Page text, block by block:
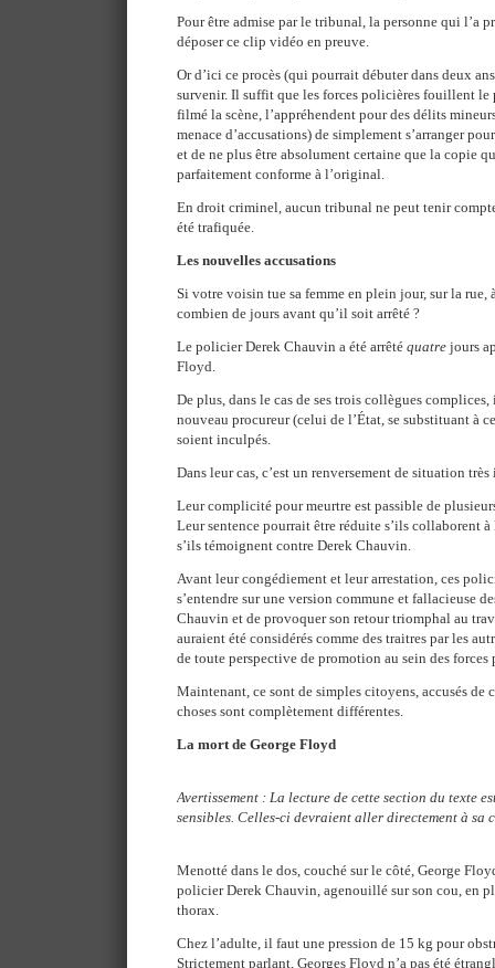
Pour être admise par le tribunal, la personne qui l’a
déposer ce clip vidéo en preuve.
Or d’ici ce procès (qui pourrait débuter dans deux
survenir. Il suffit que les forces policières fouillent le
filmé la scène, l’appréhendent pour des délits
menace d’accusations) de simplement s’arranger
et de ne plus être absolument certaine que la copie
parfaitement conforme à l’original.
En droit criminel, aucun tribunal ne peut tenir
été trafiquée.
Les nouvelles accusations
Si votre voisin tue sa femme en plein jour, sur la rue,
combien de jours avant qu’il soit arrêté ?
Le policier Derek Chauvin a été arrêté quatre jours
Floyd.
De plus, dans le cas de ses trois collègues
nouveau procureur (celui de l’État, se substituant à
soient inculpés.
Dans leur cas, c’est un renversement de situation
Leur complicité pour meurtre est passible de
Leur sentence pourrait être réduite s’ils collaborent à
s’ils témoignent contre Derek Chauvin.
Avant leur congédiement et leur arrestation, ces
s’entendre sur une version commune et fallacieuse
Chauvin et de provoquer son retour triomphal au
auraient été considérés comme des traitres par les
de toute perspective de promotion au sein des forces
Maintenant, ce sont de simples citoyens, accusés de
choses sont complètement différentes.
La mort de George Floyd
Avertissement : La lecture de cette section du texte
sensibles. Celles-ci devraient aller directement à sa
Menotté dans le dos, couché sur le côté, George
policier Derek Chauvin, agenouillé sur son cou, en
thorax.
Chez l’adulte, il faut une pression de 15 kg pour
Strictement parlant, Georges Floyd n’a pas été